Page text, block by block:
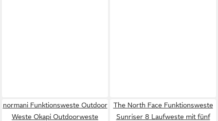
normani Funktionsweste Outdoor
Weste Okapi Outdoorweste
The North Face Funktionsweste
Sunriser 8 Laufweste mit fünf